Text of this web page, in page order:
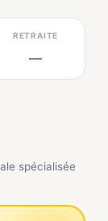
RETRAITE
—
spécialisée